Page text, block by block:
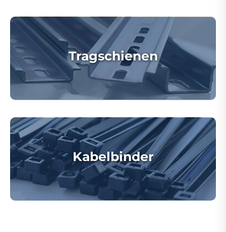
Tragschienen
Kabelbinder